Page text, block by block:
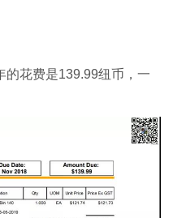
的花费是139.99纽币，一